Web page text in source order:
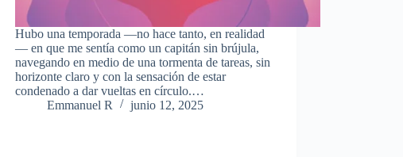
Hubo una temporada —no hace tanto, en realidad
— en que me sentía como un capitán sin brújula,
navegando en medio de una tormenta de tareas, sin
horizonte claro y con la sensación de estar
condenado a dar vueltas en círculo.…
Emmanuel R
junio 12, 2025